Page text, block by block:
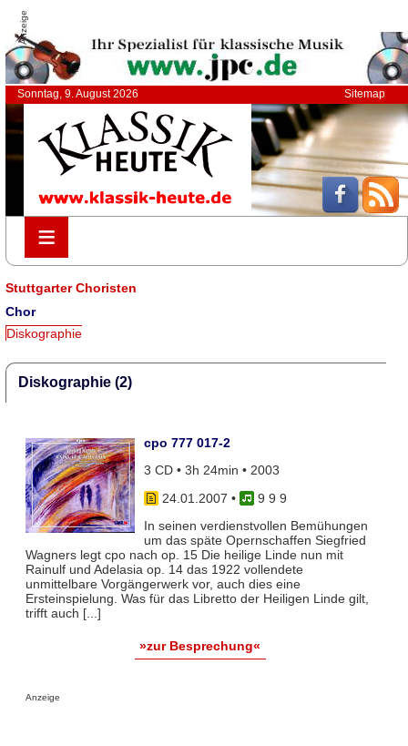
Anzeige
Sonntag, 9. August 2026 Sitemap
≡
≡
Stuttgarter Choristen
Chor
Diskographie
Diskographie (2)
cpo 777 017-2
3 CD • 3h 24min • 2003
24.01.2007 •
9 9 9
In seinen verdienstvollen Bemühungen
um das späte Opernschaffen Siegfried
Wagners legt cpo nach op. 15 Die heilige Linde nun mit
Rainulf und Adelasia op. 14 das 1922 vollendete
unmittelbare Vorgängerwerk vor, auch dies eine
Ersteinspielung. Was für das Libretto der Heiligen Linde gilt,
trifft auch [...]
»zur Besprechung«
Anzeige